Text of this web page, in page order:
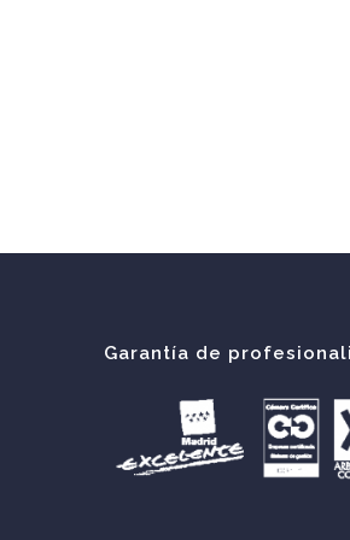
Garantía de